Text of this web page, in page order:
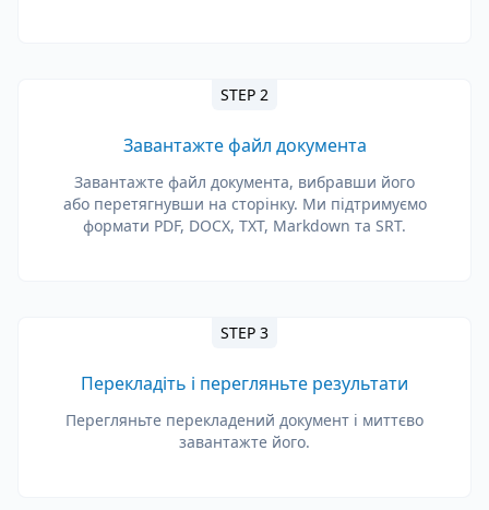
STEP 2
Завантажте файл документа
Завантажте файл документа, вибравши його
або перетягнувши на сторінку. Ми підтримуємо
формати PDF, DOCX, TXT, Markdown та SRT.
STEP 3
Перекладіть і перегляньте результати
Перегляньте перекладений документ і миттєво
завантажте його.